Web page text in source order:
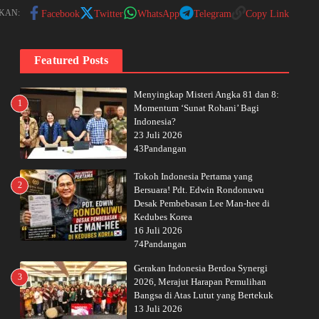
Facebook Twitter WhatsApp Telegram Copy Link
Featured Posts
1
Menyingkap Misteri Angka 81 dan 8:
Momentum ‘Sunat Rohani’ Bagi
Indonesia?
23 Juli 2026
43Pandangan
2
Tokoh Indonesia Pertama yang
Bersuara! Pdt. Edwin Rondonuwu
Desak Pembebasan Lee Man-hee di
Kedubes Korea
16 Juli 2026
74Pandangan
3
Gerakan Indonesia Berdoa Synergi
2026, Merajut Harapan Pemulihan
Bangsa di Atas Lutut yang Bertekuk
13 Juli 2026